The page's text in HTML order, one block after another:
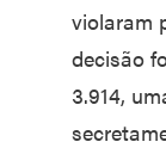
violaram
decisão
3.914,